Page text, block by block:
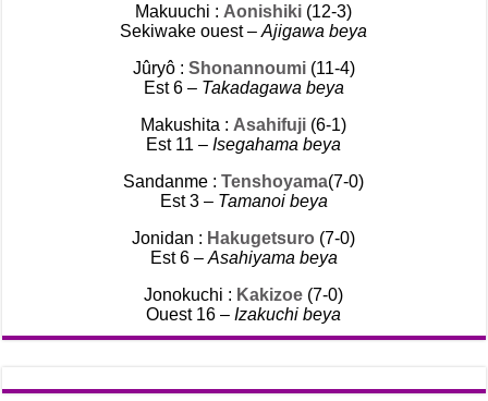
Makuuchi : Aonishiki (12-3)
Sekiwake ouest –Ajigawa beya
Jûryô : Shonannoumi (11-4)
Est 6 – Takadagawa beya
Makushita : Asahifuji (6-1)
Est 11 –Isegahama beya
Sandanme :Tenshoyama(7-0)
Est 3 – Tamanoi beya
Jonidan : Hakugetsuro (7-0)
Est 6 – Asahiyama beya
Jonokuchi : Kakizoe (7-0)
Ouest 16 –Izakuchi beya